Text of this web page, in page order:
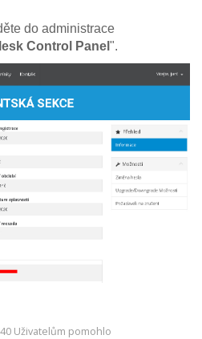
do administrace
Control Panel ".
Uživatelům pomohlo